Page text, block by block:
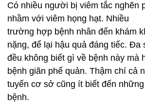
Có nhiều người bị viêm tắc nghẽn
nhầm với viêm họng hạt. Nhiều
trường hợp bệnh nhân đến khám
nặng, để lại hậu quả đáng tiếc. Đa
đều không biết gì về bệnh này mà
bệnh giãn phế quản. Thậm chí cả
tuyến cơ sở cũng ít biết đến
bệnh.